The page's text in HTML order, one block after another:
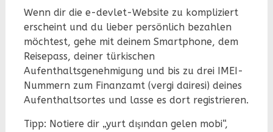
Wenn dir die e-devlet-Website zu kompliziert
erscheint und du lieber persönlich bezahlen
möchtest, gehe mit deinem Smartphone, dem
Reisepass, deiner türkischen
Aufenthaltsgenehmigung und bis zu drei IMEI-
Nummern zum Finanzamt (vergi dairesi) deines
Aufenthaltsortes und lasse es dort registrieren.
Tipp: Notiere dir „yurt dışından gelen mobi“,